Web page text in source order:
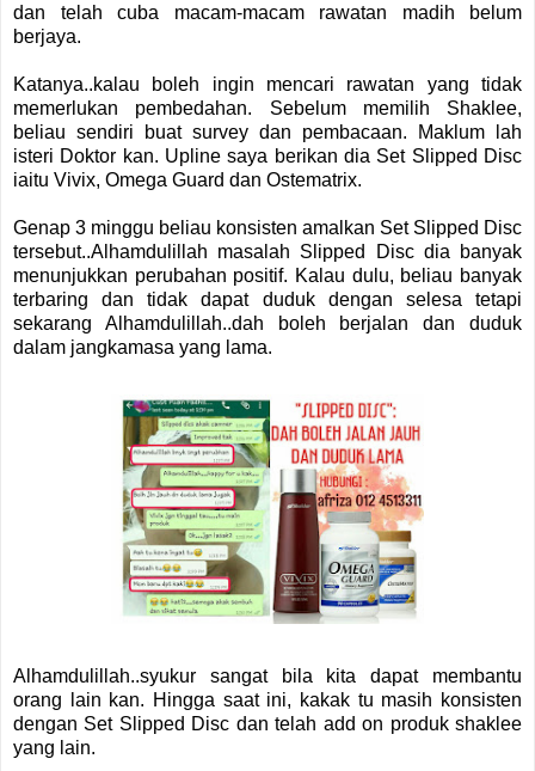
dan telah cuba macam-macam rawatan madih belum
berjaya.
Katanya..kalau boleh ingin mencari rawatan yang tidak
memerlukan pembedahan. Sebelum memilih Shaklee,
beliau sendiri buat survey dan pembacaan. Maklum lah
isteri Doktor kan. Upline saya berikan dia Set Slipped Disc
iaitu Vivix, Omega Guard dan Ostematrix.
Genap 3 minggu beliau konsisten amalkan Set Slipped Disc
tersebut..Alhamdulillah masalah Slipped Disc dia banyak
menunjukkan perubahan positif. Kalau dulu, beliau banyak
terbaring dan tidak dapat duduk dengan selesa tetapi
sekarang Alhamdulillah..dah boleh berjalan dan duduk
dalam jangkamasa yang lama.
Alhamdulillah..syukur sangat bila kita dapat membantu
orang lain kan. Hingga saat ini, kakak tu masih konsisten
dengan Set Slipped Disc dan telah add on produk shaklee
yang lain.